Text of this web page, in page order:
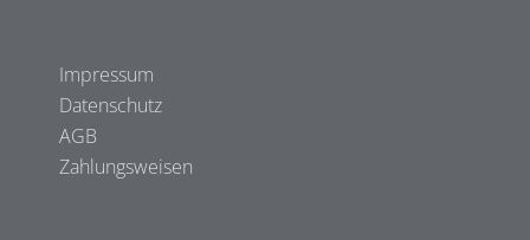
Impressum
Datenschutz
AGB
Zahlungsweisen